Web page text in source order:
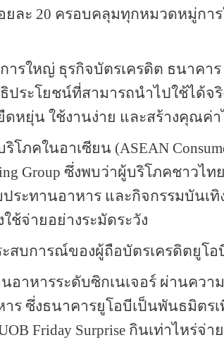
ยละ 20 ครอบคลุมทุกหมวดหมู่การ
รใหญ่ ธุรกิจบัตรเครดิต ธนาคาร
ระโยชน์ที่สามารถนำไปใช้ได้จ
หยุ่น ใช้งานง่าย และสร้างคุณค่า
โภคในอาเซียน (ASEAN
Groupซึ่งพบว่าผู้บริโภคชาวไท
ะทานอาหาร และกิจกรรมบันเทิ
ช้จ่ายอย่างระมัดระวัง
สบการณ์ของผู้ถือบัตรเครดิตยูโอ
าหารระดับซิกเนเจอร์ ผ่านควา
าร ซึ่งธนาคารยูโอบีเป็นพันธมิตรเ
Friday Surprise กินเท่าไหร่จ่า